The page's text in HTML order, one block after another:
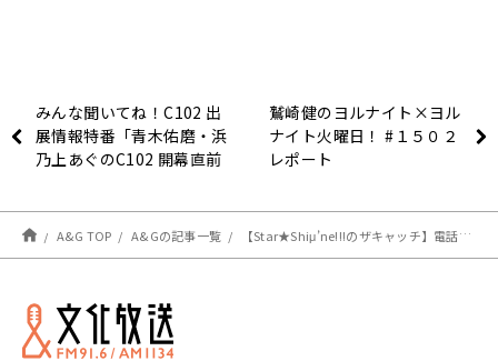
みんな聞いてね！C102 出
展情報特番「青木佑磨・浜
乃上あぐのC102 開幕直前
Booth」
鷲崎健のヨルナイト×ヨル
ナイト火曜日！ #１５０２
レポート
A&G TOP A&Gの記事一覧 【Star★Shiμ’ne!!!のザキャッチ】電話相談大募集！！！！＆７月５日のメールテーマ